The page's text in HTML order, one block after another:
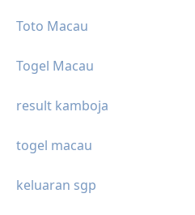
Toto Macau
Togel Macau
result kamboja
togel macau
keluaran sgp